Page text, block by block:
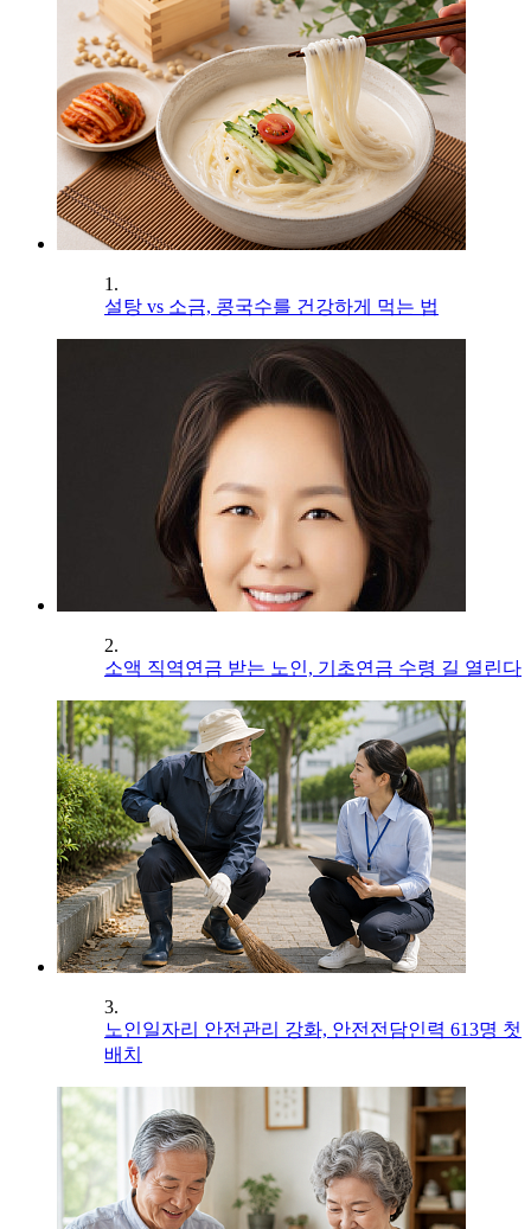
1.
설탕 vs 소금, 콩국수를 건강하게 먹는 법
2.
소액 직역연금 받는 노인, 기초연금 수령 길 열린다
3.
노인일자리 안전관리 강화, 안전전담인력 613명 첫
배치